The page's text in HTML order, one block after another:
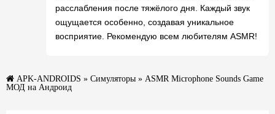
расслабления после тяжёлого дня. Каждый звук
ощущается особенно, создавая уникальное
восприятие. Рекомендую всем любителям ASMR!
APK-ANDROIDS » Симуляторы » ASMR Microphone Sounds Game
МОД на Андроид